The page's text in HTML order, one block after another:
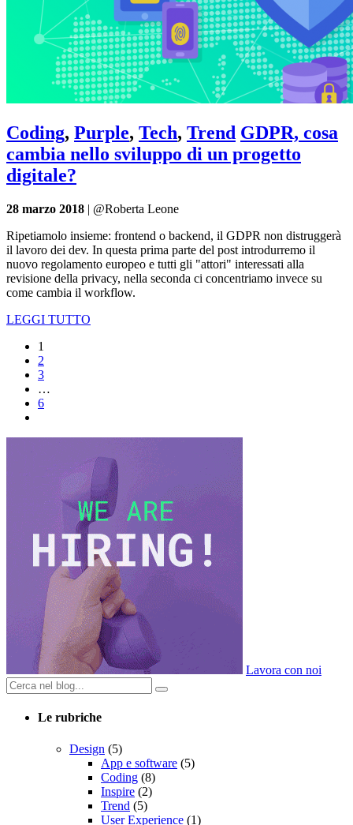
Coding, Purple, Tech, Trend GDPR, cosa
cambia nello sviluppo di un progetto
digitale?
28 marzo 2018 | @Roberta Leone
Ripetiamolo insieme: frontend o backend, il GDPR non distruggerà
il lavoro dei dev. In questa prima parte del post introdurremo il
nuovo regolamento europeo e tutti gli "attori" interessati alla
revisione della privacy, nella seconda ci concentriamo invece su
come cambia il workflow.
LEGGI TUTTO
1
2
3
…
6
Lavora con noi
Le rubriche
Design (5)
App e software (5)
Coding (8)
Inspire (2)
Trend (5)
User Experience (1)